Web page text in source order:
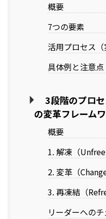
概要
7つの要素
活用プロセス（
具体例と注意点
3段階のプロ
の変革フレームワ
概要
1. 解凍（
2. 変革（
3. 再凍結（
リーダーへのチ